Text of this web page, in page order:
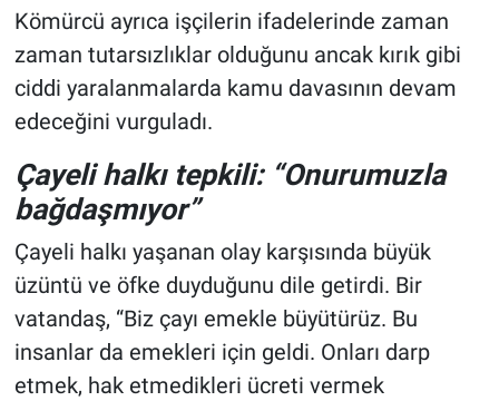
Kömürcü ayrıca işçilerin ifadelerinde zaman
zaman tutarsızlıklar olduğunu ancak kırık gibi
ciddi yaralanmalarda kamu davasının devam
edeceğini vurguladı.
Çayeli halkı tepkili: “Onurumuzla
bağdaşmıyor”
Çayeli halkı yaşanan olay karşısında büyük
üzüntü ve öfke duyduğunu dile getirdi. Bir
vatandaş, “Biz çayı emekle büyütürüz. Bu
insanlar da emekleri için geldi. Onları darp
etmek, hak etmedikleri ücreti vermek